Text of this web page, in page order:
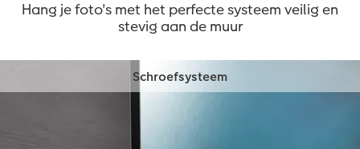
Hang je foto's met het perfecte systeem veilig en
stevig aan de muur